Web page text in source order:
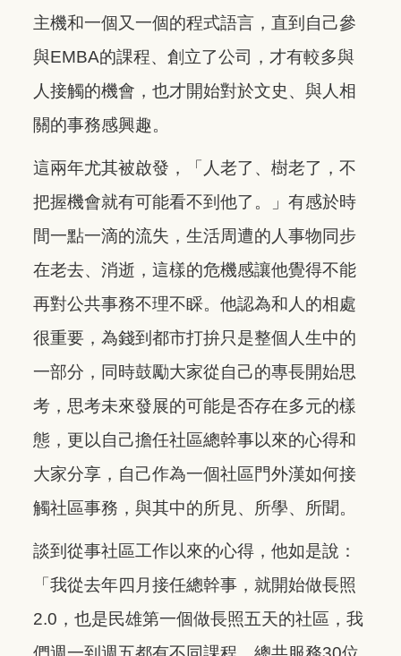
主機和一個又一個的程式語言，直到自己參
與EMBA的課程、創立了公司，才有較多與
人接觸的機會，也才開始對於文史、與人相
關的事務感興趣。
這兩年尤其被啟發，「人老了、樹老了，不
把握機會就有可能看不到他了。」有感於時
間一點一滴的流失，生活周遭的人事物同步
在老去、消逝，這樣的危機感讓他覺得不能
再對公共事務不理不睬。他認為和人的相處
很重要，為錢到都市打拚只是整個人生中的
一部分，同時鼓勵大家從自己的專長開始思
考，思考未來發展的可能是否存在多元的樣
態，更以自己擔任社區總幹事以來的心得和
大家分享，自己作為一個社區門外漢如何接
觸社區事務，與其中的所見、所學、所聞。
談到從事社區工作以來的心得，他如是說：
「我從去年四月接任總幹事，就開始做長照
2.0，也是民雄第一個做長照五天的社區，我